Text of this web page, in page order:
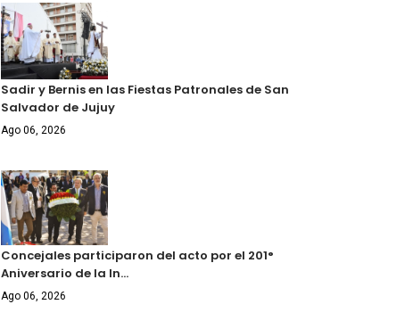
Sadir y Bernis en las Fiestas Patronales de San
Salvador de Jujuy
Ago 06, 2026
Concejales participaron del acto por el 201°
Aniversario de la In…
Ago 06, 2026